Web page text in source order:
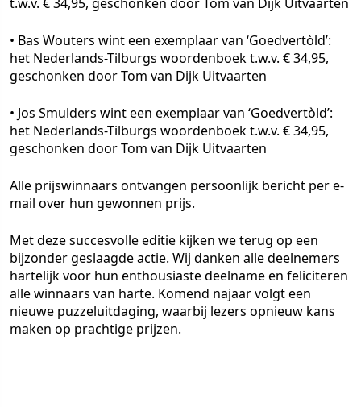
• Bas Wouters wint een exemplaar van ‘Goedvertòld’:
het Nederlands-Tilburgs woordenboek t.w.v. € 34,95,
geschonken door Tom van Dijk Uitvaarten
• Jos Smulders wint een exemplaar van ‘Goedvertòld’:
het Nederlands-Tilburgs woordenboek t.w.v. € 34,95,
geschonken door Tom van Dijk Uitvaarten
Alle prijswinnaars ontvangen persoonlijk bericht per e-
mail over hun gewonnen prijs.
Met deze succesvolle editie kijken we terug op een
bijzonder geslaagde actie. Wij danken alle deelnemers
hartelijk voor hun enthousiaste deelname en feliciteren
alle winnaars van harte. Komend najaar volgt een
nieuwe puzzeluitdaging, waarbij lezers opnieuw kans
maken op prachtige prijzen.